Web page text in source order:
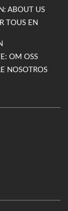
ABOUT US
TOUS EN
OM OSS
NOSOTROS